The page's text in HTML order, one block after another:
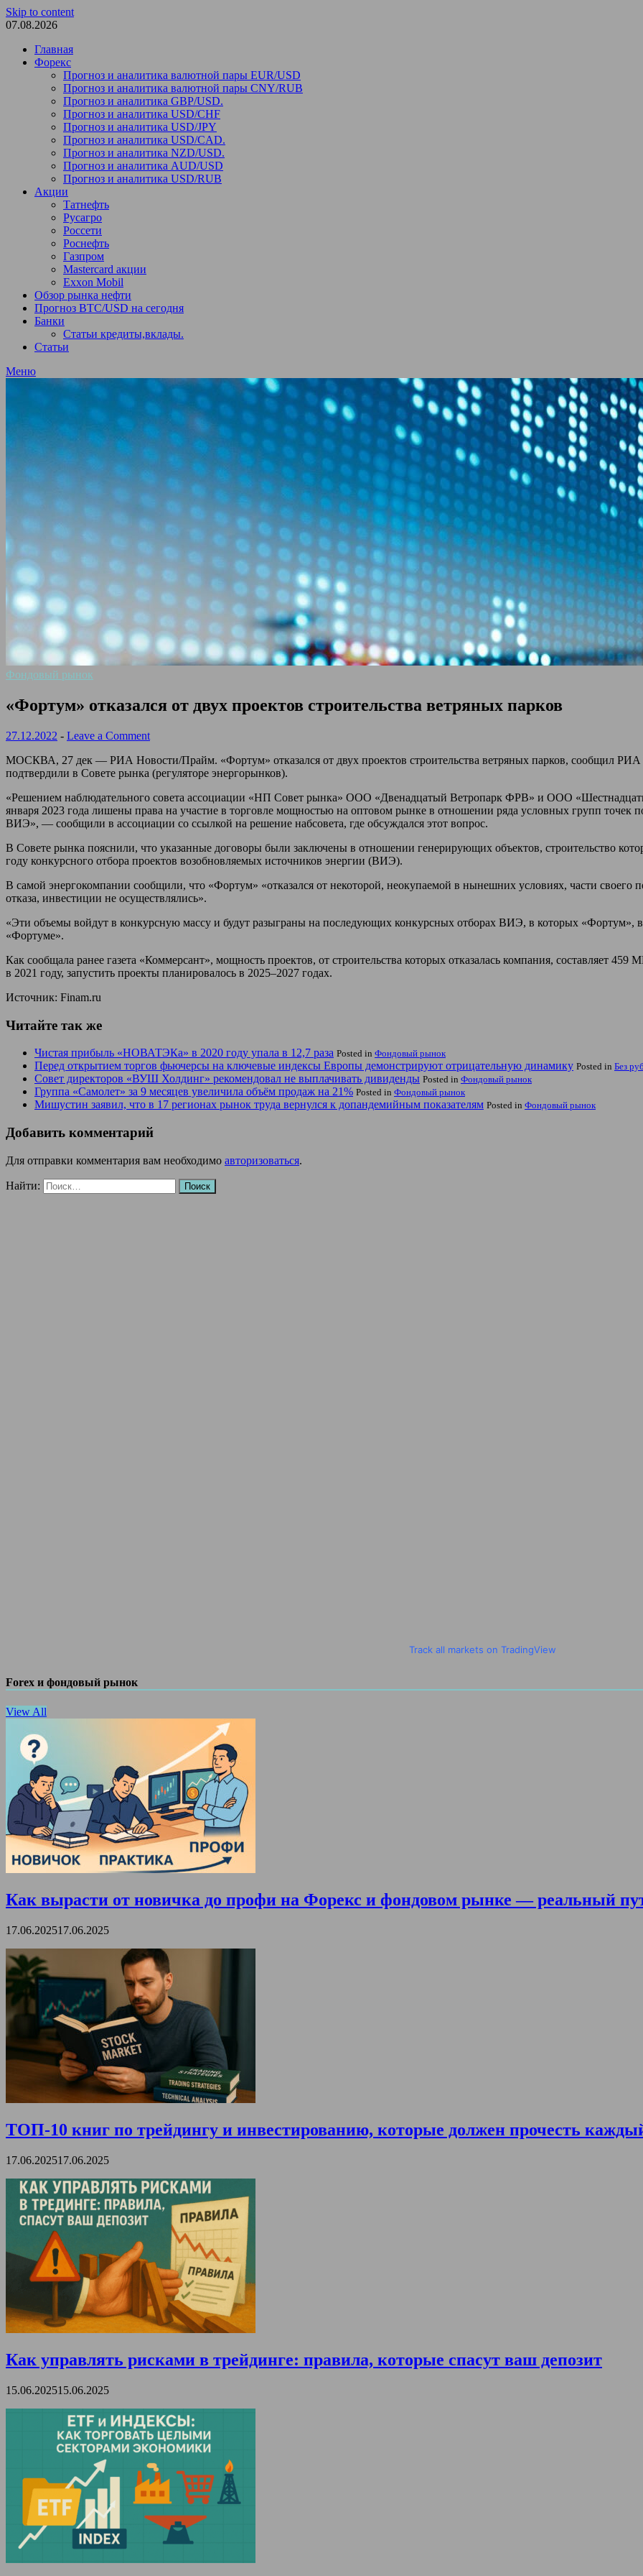
Skip to content
07.08.2026
Главная
Форекс
Прогноз и аналитика валютной пары EUR/USD
Прогноз и аналитика валютной пары CNY/RUB
Прогноз и аналитика GBP/USD.
Прогноз и аналитика USD/CHF
Прогноз и аналитика USD/JPY
Прогноз и аналитика USD/CAD.
Прогноз и аналитика NZD/USD.
Прогноз и аналитика AUD/USD
Прогноз и аналитика USD/RUB
Акции
Татнефть
Русагро
Россети
Роснефть
Газпром
Mastercard акции
Exxon Mobil
Обзор рынка нефти
Прогноз BTC/USD на сегодня
Банки
Статьи кредиты,вклады.
Статьи
Меню
Фондовый рынок
«Фортум» отказался от двух проектов строительства ветряных парков
27.12.2022 - Leave a Comment
МОСКВА, 27 дек — РИА Новости/Прайм. «Фортум» отказался от двух проектов строительства ветряных парков, сообщил РИА
подтвердили в Совете рынка (регуляторе энергорынков).
«Решением наблюдательного совета ассоциации «НП Совет рынка» ООО «Двенадцатый Ветропарк ФРВ» и ООО
января 2023 года лишены права на участие в торговле мощностью на оптовом рынке в отношении ряда условных групп точек
ВИЭ», — сообщили в ассоциации со ссылкой на решение набсовета, где обсуждался этот вопрос.
В Совете рынка пояснили, что указанные договоры были заключены в отношении генерирующих объектов, строительство
году конкурсного отбора проектов возобновляемых источников энергии (ВИЭ).
В самой энергокомпании сообщили, что «Фортум» «отказался от некоторой, неокупаемой в нынешних условиях, части
отказа, инвестиции не осуществлялись».
«Эти объемы войдут в конкурсную массу и будут разыграны на последующих конкурсных отборах ВИЭ, в которых «Фортум»,
«Фортуме».
Как сообщала ранее газета «Коммерсант», мощность проектов, от строительства которых отказалась компания, составляет
в 2021 году, запустить проекты планировалось в 2025–2027 годах.
Источник: Finam.ru
Читайте так же
Чистая прибыль «НОВАТЭКа» в 2020 году упала в 12,7 раза Posted in Фондовый рынок
Перед открытием торгов фьючерсы на ключевые индексы Европы демонстрируют отрицательную динамику Posted in Без
Совет директоров «ВУШ Холдинг» рекомендовал не выплачивать дивиденды Posted in Фондовый рынок
Группа «Самолет» за 9 месяцев увеличила объём продаж на 21% Posted in Фондовый рынок
Мишустин заявил, что в 17 регионах рынок труда вернулся к допандемийным показателям Posted in Фондовый рынок
Добавить комментарий
Для отправки комментария вам необходимо авторизоваться.
Найти:
Track all markets on TradingView
Forex и фондовый рынок
View All
Как вырасти от новичка до профи на Форекс и фондовом рынке — реальный
17.06.202517.06.2025
ТОП-10 книг по трейдингу и инвестированию, которые должен прочесть
17.06.202517.06.2025
Как управлять рисками в трейдинге: правила, которые спасут ваш депозит
15.06.202515.06.2025